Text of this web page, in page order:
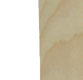
Ateria- ja